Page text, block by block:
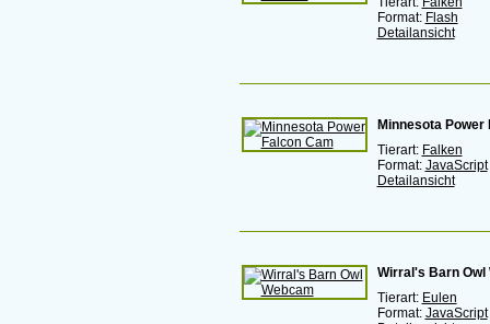
Format: Flash
Detailansicht
Minnesota Power
Tierart: Falken
Format: JavaScript
Detailansicht
Wirral's Barn Owl
Tierart: Eulen
Format: JavaScript